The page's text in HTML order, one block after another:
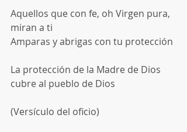
Aquellos que con fe, oh Virgen pura,
miran a ti
Amparas y abrigas con tu protección
La protección de la Madre de Dios
cubre al pueblo de Dios
(Versículo del oficio)